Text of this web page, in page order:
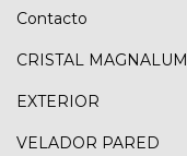
Contacto
CRISTAL MAGNALUM
EXTERIOR
VELADOR PARED